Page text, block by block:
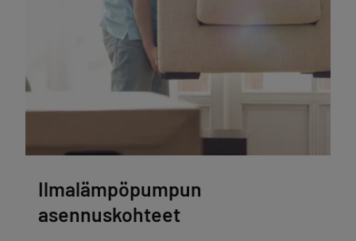
Ilmalämpöpumpun
asennuskohteet